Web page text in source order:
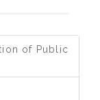
of Public